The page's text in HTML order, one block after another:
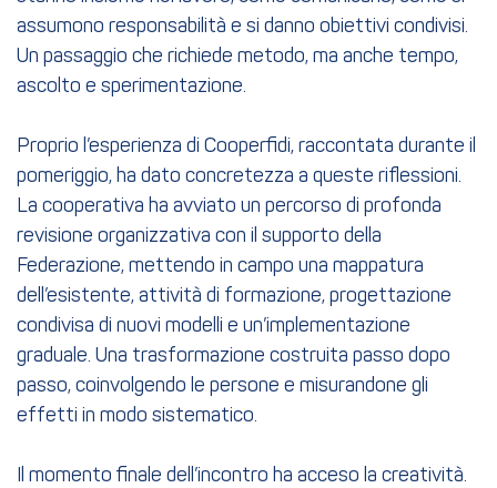
assumono responsabilità e si danno obiettivi condivisi.
Un passaggio che richiede metodo, ma anche tempo,
ascolto e sperimentazione.
Proprio l’esperienza di Cooperfidi, raccontata durante il
pomeriggio, ha dato concretezza a queste riflessioni.
La cooperativa ha avviato un percorso di profonda
revisione organizzativa con il supporto della
Federazione, mettendo in campo una mappatura
dell’esistente, attività di formazione, progettazione
condivisa di nuovi modelli e un’implementazione
graduale. Una trasformazione costruita passo dopo
passo, coinvolgendo le persone e misurandone gli
effetti in modo sistematico.
Il momento finale dell’incontro ha acceso la creatività.